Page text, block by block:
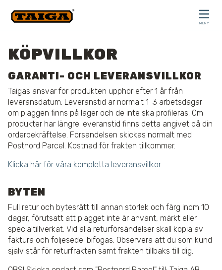
MENY
KÖPVILLKOR
GARANTI- OCH LEVERANSVILLKOR
Taigas ansvar för produkten upphör efter 1 år från
leveransdatum. Leveranstid är normalt 1-3 arbetsdagar
om plaggen finns på lager och de inte ska profileras. Om
produkter har längre leveranstid finns detta angivet på din
orderbekräftelse. Försändelsen skickas normalt med
Postnord Parcel. Kostnad för frakten tillkommer.
Klicka här för våra kompletta leveransvillkor
BYTEN
Full retur och bytesrätt till annan storlek och färg inom 10
dagar, förutsatt att plagget inte är använt, märkt eller
specialtillverkat. Vid alla returförsändelser skall kopia av
faktura och följesedel bifogas. Observera att du som kund
själv står för returfrakten samt frakten tillbaks till dig.